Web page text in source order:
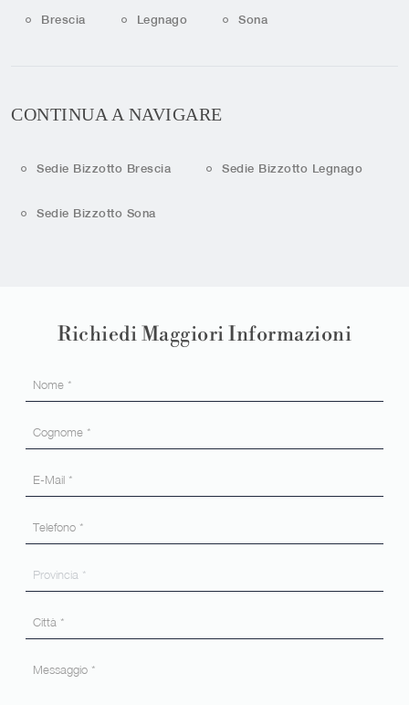
Brescia Legnago Sona
CONTINUA A NAVIGARE
Sedie Bizzotto Brescia Sedie Bizzotto Legnago
Sedie Bizzotto Sona
Richiedi Maggiori Informazioni